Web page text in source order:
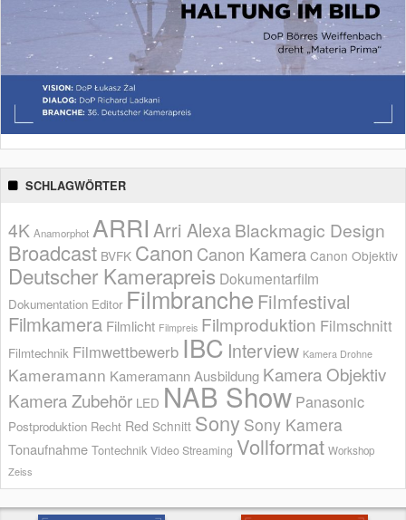
SCHLAGWÖRTER
4K Anamorphot ARRI Arri AlexaBlackmagic Design
Broadcast BVFK Canon Canon Kamera Canon Objektiv
Deutscher Kamerapreis Dokumentarfilm
Dokumentation Editor Filmbranche Filmfestival
Filmkamera Filmlicht Filmpreis Filmproduktion Filmschnitt
Filmtechnik Filmwettbewerb IBC Interview Kamera Drohne
Kameramann Kameramann Ausbildung Kamera Objektiv
Kamera Zubehör LED NAB Show Panasonic
Postproduktion Recht Red Schnitt Sony Sony Kamera
Tonaufnahme Tontechnik Video Streaming Vollformat Workshop
Zeiss